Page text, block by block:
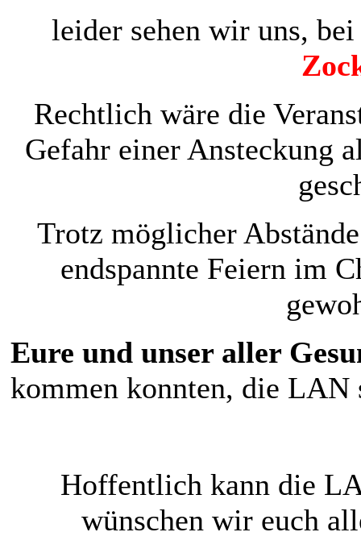
leider sehen wir uns,
Rechtlich wäre die
Gefahr einer Ansteckung
Trotz möglicher
endspannte Feiern im
Eure und unser aller
kommen konnten, die LAN
Hoffentlich kann die
wünschen wir euch